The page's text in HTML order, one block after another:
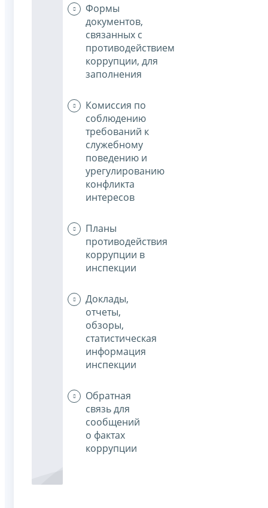
Формы
документов,
связанных с
противодействием
коррупции, для
заполнения
Комиссия по
соблюдению
требований к
служебному
поведению и
урегулированию
конфликта
интересов
Планы
противодействия
коррупции в
инспекции
Доклады,
отчеты,
обзоры,
статистическая
информация
инспекции
Обратная
связь для
сообщений
о фактах
коррупции